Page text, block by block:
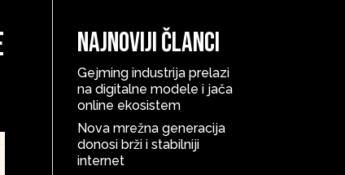
Najnoviji članci
Gejming industrija prelazi
na digitalne modele i jača
online ekosistem
Nova mrežna generacija
donosi brži i stabilniji
internet